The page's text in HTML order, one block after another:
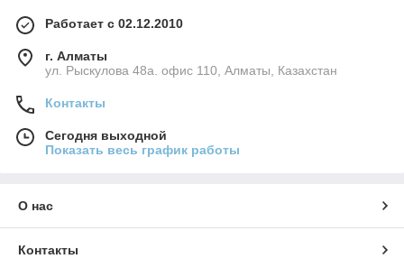
Работает с 02.12.2010
г. Алматы
ул. Рыскулова 48а. офис 110, Алматы, Казахстан
Контакты
Сегодня выходной
Показать весь график работы
О нас
Контакты